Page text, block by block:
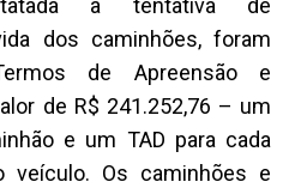
a tentativa de
dos caminhões, foram
de Apreensão e
de R$ 241.252,76 – um
e um TAD para cada
veículo. Os caminhões e